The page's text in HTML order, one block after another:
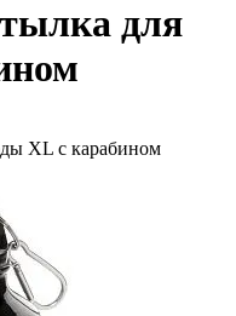
для
XL с карабином